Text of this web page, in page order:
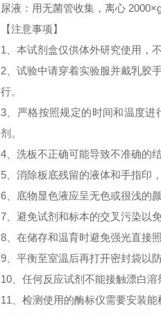
尿液：用无菌管收集，离心
【注意事项】
1、本试剂盒仅供体外研究使用，
2、试验中请穿着实验服并戴乳胶
行。
3、严格按照规定的时间和温度
剂。
4、洗板不正确可能导致不准确的
5、消除板底残留的液体和手指印
6、底物显色液应呈无色或很浅的颜
7、避免试剂和标本的交叉污染以
8、在储存和温育时避免强光直接照
9、平衡至室温后再打开密封袋以
10、任何反应试剂不能接触漂白
11、检测使用的酶标仪需要安装能